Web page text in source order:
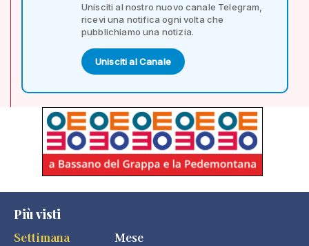
Unisciti al nostro nuovo canale Telegram,
ricevi una notifica ogni volta che
pubblichiamo una notizia.
Unisciti al Canale
Più visti
Settimana
Mese